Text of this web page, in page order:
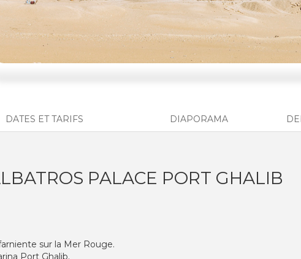
DATES ET TARIFS DIAPORAMA
PALACE PORT GHALIB
sur la Mer Rouge.
Port Ghalib.